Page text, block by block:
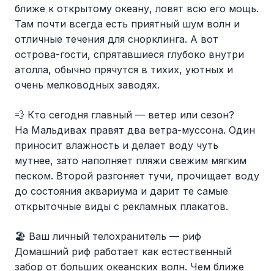
ближе к открытому океану, ловят всю его мощь.
Там почти всегда есть приятный шум волн и
отличные течения для снорклинга. А вот
острова-гости, спрятавшиеся глубоко внутри
атолла, обычно прячутся в тихих, уютных и
очень мелководных заводях.
💨 Кто сегодня главный — ветер или сезон?
На Мальдивах правят два ветра-муссона. Один
приносит влажность и делает воду чуть
мутнее, зато наполняет пляжи свежим мягким
песком. Второй разгоняет тучи, прочищает воду
до состояния аквариума и дарит те самые
открыточные виды с рекламных плакатов.
🏖️ Ваш личный телохранитель — риф
Домашний риф работает как естественный
забор от больших океанских волн. Чем ближе